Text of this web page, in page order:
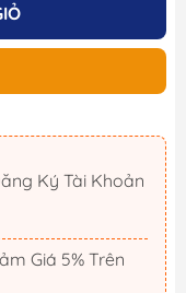
Ký Tài Khoản
Giá 5% Trên